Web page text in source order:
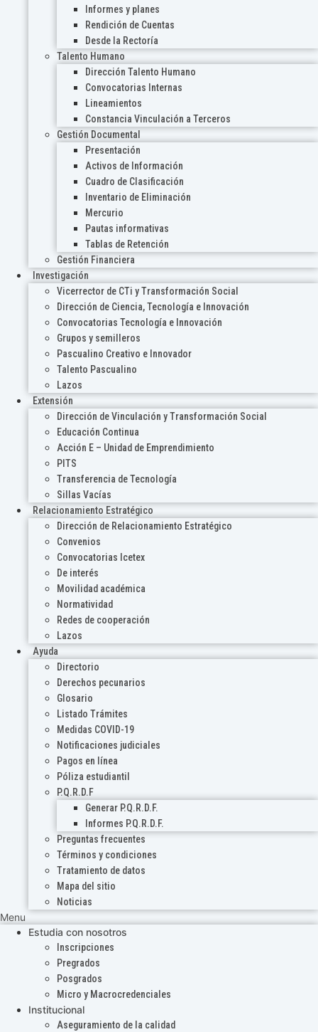
Informes y planes
Rendición de Cuentas
Desde la Rectoría
Talento Humano
Dirección Talento Humano
Convocatorias Internas
Lineamientos
Constancia Vinculación a Terceros
Gestión Documental
Presentación
Activos de Información
Cuadro de Clasificación
Inventario de Eliminación
Mercurio
Pautas informativas
Tablas de Retención
Gestión Financiera
Investigación
Vicerrector de CTi y Transformación Social
Dirección de Ciencia, Tecnología e Innovación
Convocatorias Tecnología e Innovación
Grupos y semilleros
Pascualino Creativo e Innovador
Talento Pascualino
Lazos
Extensión
Dirección de Vinculación y Transformación Social
Educación Continua
Acción E – Unidad de Emprendimiento
PITS
Transferencia de Tecnología
Sillas Vacías
Relacionamiento Estratégico
Dirección de Relacionamiento Estratégico
Convenios
Convocatorias Icetex
De interés
Movilidad académica
Normatividad
Redes de cooperación
Lazos
Ayuda
Directorio
Derechos pecunarios
Glosario
Listado Trámites
Medidas COVID-19
Notificaciones judiciales
Pagos en línea
Póliza estudiantil
P.Q.R.D.F
Generar P.Q.R.D.F.
Informes P.Q.R.D.F.
Preguntas frecuentes
Términos y condiciones
Tratamiento de datos
Mapa del sitio
Noticias
Menu
Estudia con nosotros
Inscripciones
Pregrados
Posgrados
Micro y Macrocredenciales
Institucional
Aseguramiento de la calidad